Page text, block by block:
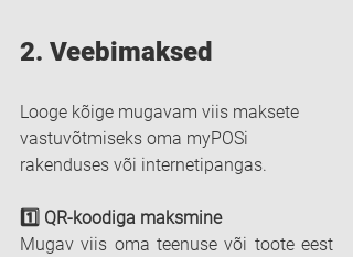
2. Veebimaksed
Looge kõige mugavam viis maksete
vastuvõtmiseks oma myPOSi
rakenduses või internetipangas.
1️⃣ QR-koodiga maksmine
Mugav viis oma teenuse või toote eest